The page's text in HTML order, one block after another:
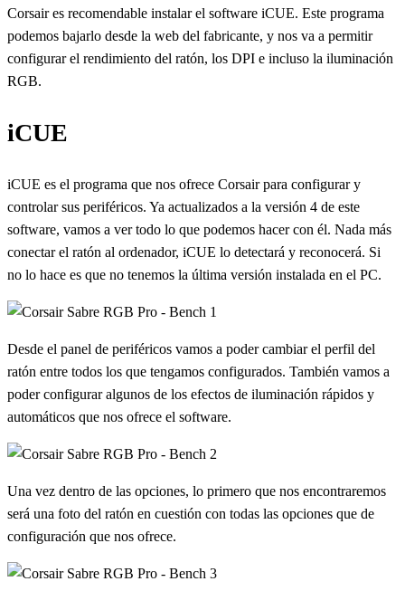
Corsair es recomendable instalar el software iCUE. Este programa
podemos bajarlo desde la web del fabricante, y nos va a permitir
configurar el rendimiento del ratón, los DPI e incluso la iluminación
RGB.
iCUE
iCUE es el programa que nos ofrece Corsair para configurar y
controlar sus periféricos. Ya actualizados a la versión 4 de este
software, vamos a ver todo lo que podemos hacer con él. Nada más
conectar el ratón al ordenador, iCUE lo detectará y reconocerá. Si
no lo hace es que no tenemos la última versión instalada en el PC.
Desde el panel de periféricos vamos a poder cambiar el perfil del
ratón entre todos los que tengamos configurados. También vamos a
poder configurar algunos de los efectos de iluminación rápidos y
automáticos que nos ofrece el software.
Una vez dentro de las opciones, lo primero que nos encontraremos
será una foto del ratón en cuestión con todas las opciones que de
configuración que nos ofrece.